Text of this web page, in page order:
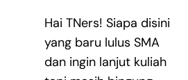
Hai TNers! Siapa disini
yang baru lulus SMA
dan ingin lanjut kuliah